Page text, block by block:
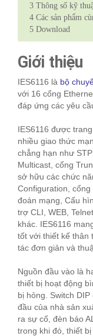
3 Thông số kỹ
4 Các sản phẩm
5 Download
Giới thiệu
IES6116 là bộ
với 16 cổng
đáp ứng các yêu
IES6116 được
nhiều giao thức
chẳng hạn như
Multicast, cổng
sở hữu các chức
Configuration,
đoán mạng, Cấu
trợ CLI, WEB,
khác. IES6116
tốt với thiết kế thân
tác đơn giản và
Nguồn đầu vào là
thiết bị hoạt động
bị hỏng. Switch
đầu của nhà sản
ra sự cố, đèn báo
trong khi đó, thiết